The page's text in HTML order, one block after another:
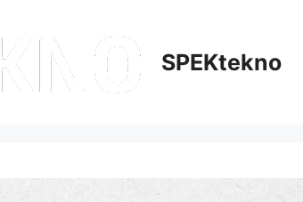
SPEKtekno